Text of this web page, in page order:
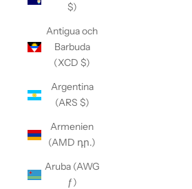
$)
Antigua och
Barbuda
(XCD $)
Argentina
(ARS $)
Armenien
(AMD դր.)
Aruba (AWG
ƒ)